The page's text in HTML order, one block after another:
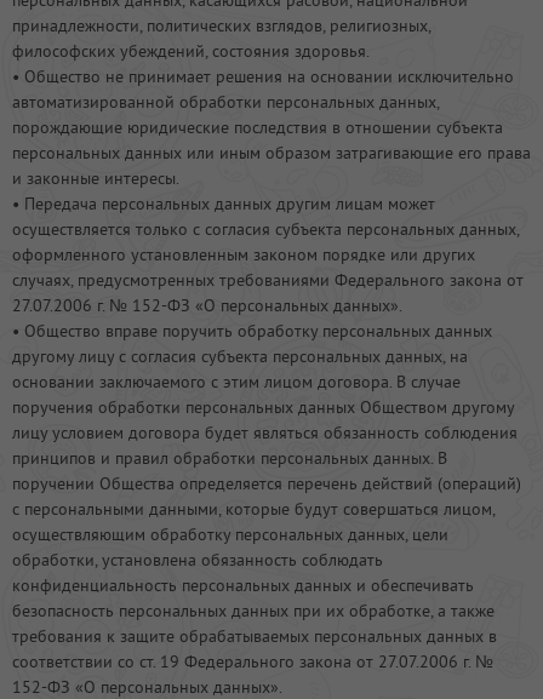
принадлежности, политических взглядов, религиозных,
философских убеждений, состояния здоровья.
• Общество не принимает решения на основании исключительно
автоматизированной обработки персональных данных,
порождающие юридические последствия в отношении субъекта
персональных данных или иным образом затрагивающие его права
и законные интересы.
• Передача персональных данных другим лицам может
осуществляется только с согласия субъекта персональных данных,
оформленного установленным законом порядке или других
случаях, предусмотренных требованиями Федерального закона от
27.07.2006 г. № 152-ФЗ «О персональных данных».
• Общество вправе поручить обработку персональных данных
другому лицу с согласия субъекта персональных данных, на
основании заключаемого с этим лицом договора. В случае
поручения обработки персональных данных Обществом другому
лицу условием договора будет являться обязанность соблюдения
принципов и правил обработки персональных данных. В
поручении Общества определяется перечень действий (операций)
с персональными данными, которые будут совершаться лицом,
осуществляющим обработку персональных данных, цели
обработки, установлена обязанность соблюдать
конфиденциальность персональных данных и обеспечивать
безопасность персональных данных при их обработке, а также
требования к защите обрабатываемых персональных данных в
соответствии со ст. 19 Федерального закона от 27.07.2006 г. №
152-ФЗ «О персональных данных».